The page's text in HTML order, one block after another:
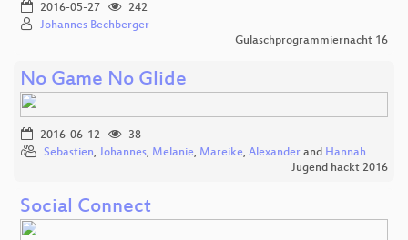
2016-05-27
242
Johannes Bechberger
Gulaschprogrammiernacht 16
No Game No Glide
2016-06-12
38
Sebastien, Johannes, Melanie, Mareike, Alexander and Hannah
Jugend hackt 2016
Social Connect